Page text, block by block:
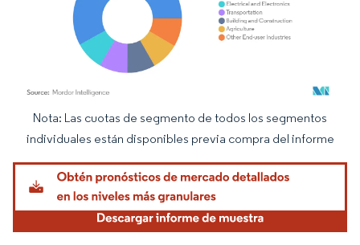
Imagen © Mordor Intelligence. El uso requiere atribución según CC BY 4.0.
Nota: Las cuotas de segmento de todos los segmentos
individuales están disponibles previa compra del informe